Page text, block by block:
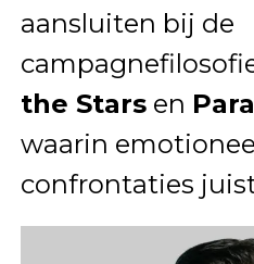
aansluiten bij de
the Starsen
waarin
confrontaties